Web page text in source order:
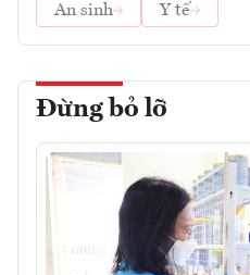
An sinh
Y tế
Đừng bỏ lỡ